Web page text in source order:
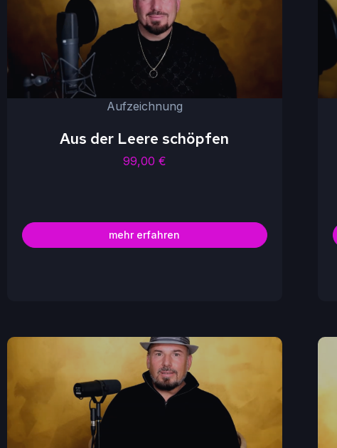
Aufzeichnung
Aus der Leere schöpfen
99,00 €
mehr erfahren